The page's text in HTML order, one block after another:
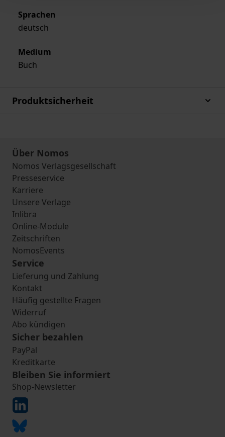
Sprachen
deutsch
Medium
Buch
Produktsicherheit
Über Nomos
Nomos Verlagsgesellschaft
Presseservice
Karriere
Unsere Verlage
Inlibra
Online-Module
Zeitschriften
NomosEvents
Service
Lieferung und Zahlung
Kontakt
Häufig gestellte Fragen
Widerruf
Abo kündigen
Sicher bezahlen
PayPal
Kreditkarte
Bleiben Sie informiert
Shop-Newsletter